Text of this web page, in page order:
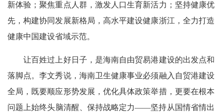
新体验；聚焦重点人群，激发人口生育新活力；坚持健康优
先，构建协同发展新格局，高水平建设健康浙江，全力打造
健康中国建设省域示范。
让百姓过上好日子，是海南自由贸易港建设的出发点和
落脚点。李文秀说，海南卫生健康事业必须融入自贸港建设
全局，既要顺应形势发展，优化具体政策举措，更要在根本
问题上始终头脑清醒、保持战略定力——坚持从国情省情出